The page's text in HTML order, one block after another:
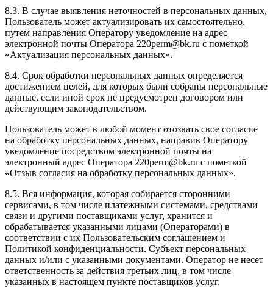
8.3. В случае выявления неточностей в персональных данных,
Пользователь может актуализировать их самостоятельно,
путем направления Оператору уведомление на адрес
электронной почты Оператора 220perm@bk.ru с пометкой
«Актуализация персональных данных».
8.4. Срок обработки персональных данных определяется
достижением целей, для которых были собраны персональные
данные, если иной срок не предусмотрен договором или
действующим законодательством.
Пользователь может в любой момент отозвать свое согласие
на обработку персональных данных, направив Оператору
уведомление посредством электронной почты на
электронный адрес Оператора 220perm@bk.ru с пометкой
«Отзыв согласия на обработку персональных данных».
8.5. Вся информация, которая собирается сторонними
сервисами, в том числе платежными системами, средствами
связи и другими поставщиками услуг, хранится и
обрабатывается указанными лицами (Операторами) в
соответствии с их Пользовательским соглашением и
Политикой конфиденциальности. Субъект персональных
данных и/или с указанными документами. Оператор не несет
ответственность за действия третьих лиц, в том числе
указанных в настоящем пункте поставщиков услуг.